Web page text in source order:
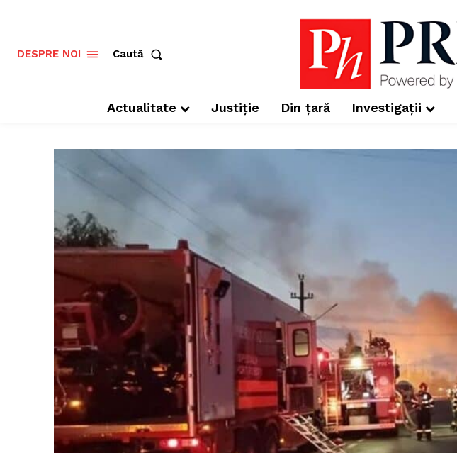
DESPRE NOI Caută
Actualitate Justiție Din țară Investigații